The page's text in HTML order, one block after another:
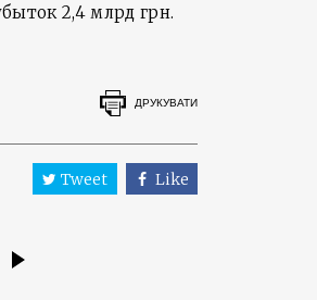
2,4 млрд грн.
ДРУКУВАТИ
Tweet Like